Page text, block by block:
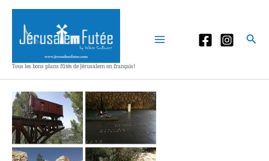
Aller
contenu
Tous les bons plans fûtés de Jérusalem en français!